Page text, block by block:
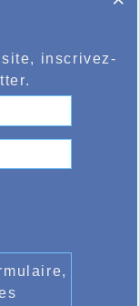
Manier
inscrivez-